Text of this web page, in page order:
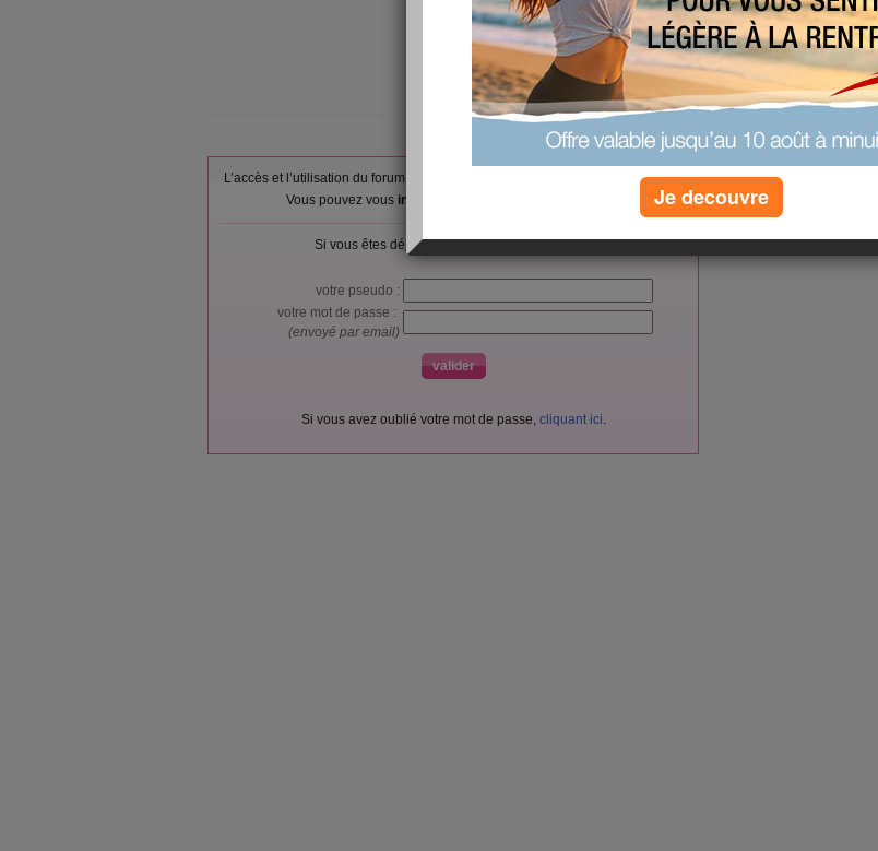
(0) commentaires
L’accès et l’utilisation du forum sont réservés aux membres d'Aujourdhui.com.
Vous pouvez vous inscrire gratuitement
Si vous êtes déjà membre, connectez-vous ici :
votre pseudo :
votre mot de passe :
(envoyé par email)
Si vous avez oublié votre mot de passe, cliquant ici.
Je decouvre